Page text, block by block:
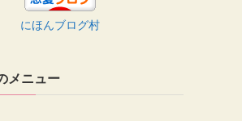
にほんブログ村
メニュー